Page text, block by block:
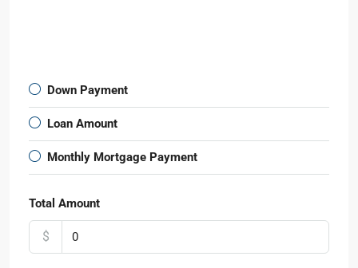
Down Payment
Loan Amount
Monthly Mortgage Payment
Total Amount
$